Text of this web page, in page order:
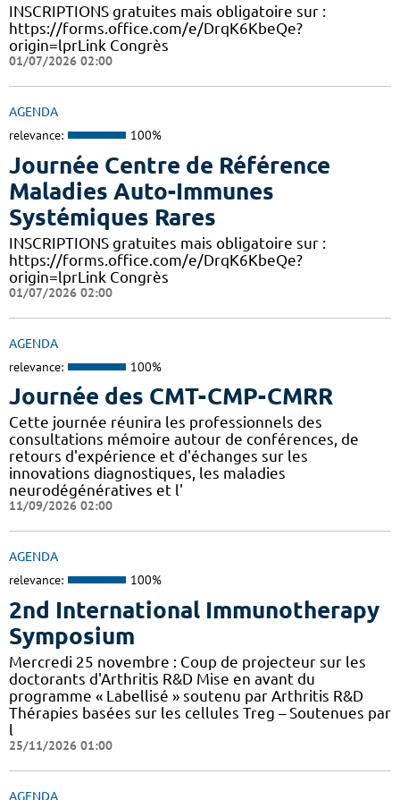
INSCRIPTIONS gratuites mais obligatoire sur :
https://forms.office.com/e/DrqK6KbeQe?
origin=lprLink Congrès
01/07/2026 02:00
AGENDA
relevance: 100%
Journée Centre de Référence
Maladies Auto-Immunes
Systémiques Rares
INSCRIPTIONS gratuites mais obligatoire sur :
https://forms.office.com/e/DrqK6KbeQe?
origin=lprLink Congrès
01/07/2026 02:00
AGENDA
relevance: 100%
Journée des CMT-CMP-CMRR
Cette journée réunira les professionnels des
consultations mémoire autour de conférences, de
retours d'expérience et d'échanges sur les
innovations diagnostiques, les maladies
neurodégénératives et l'
11/09/2026 02:00
AGENDA
relevance: 100%
2nd International Immunotherapy
Symposium
Mercredi 25 novembre : Coup de projecteur sur les
doctorants d'Arthritis R&D Mise en avant du
programme « Labellisé » soutenu par Arthritis R&D
Thérapies basées sur les cellules Treg – Soutenues par
l
25/11/2026 01:00
AGENDA